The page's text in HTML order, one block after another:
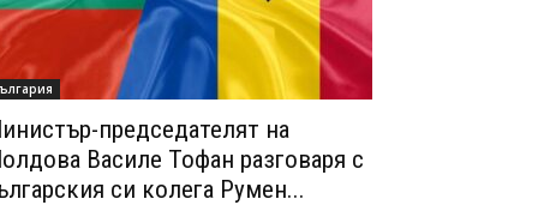
председателят на
Василе Тофан разговаря с
си колега Румен...